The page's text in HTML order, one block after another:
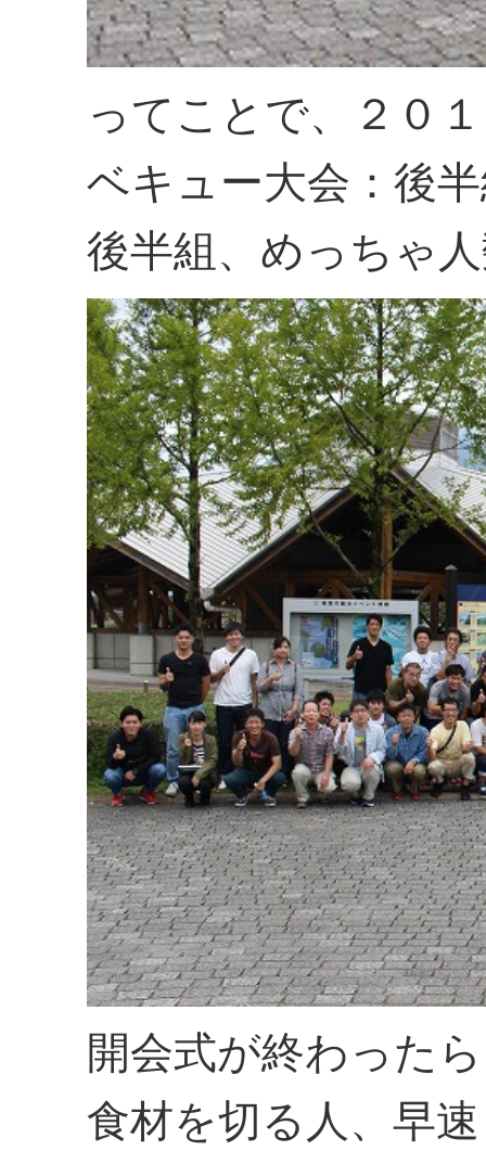
ってことで、２０
ベキュー大会：後
後半組、めっちゃ
開会式が終わった
食材を切る人、早